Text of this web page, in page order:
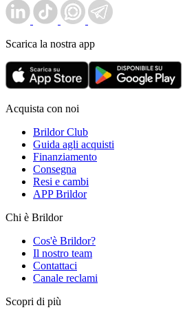
Scarica la nostra app
Acquista con noi
Brildor Club
Guida agli acquisti
Finanziamento
Consegna
Resi e cambi
APP Brildor
Chi è Brildor
Cos'è Brildor?
Il nostro team
Contattaci
Canale reclami
Scopri di più